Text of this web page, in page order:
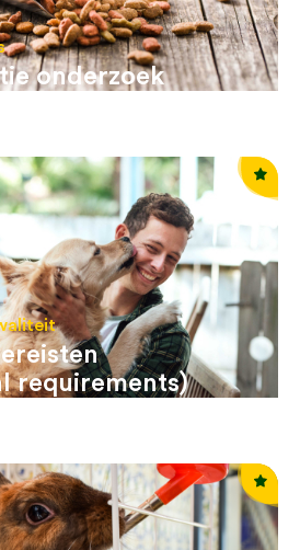
onderzoek
requirements)